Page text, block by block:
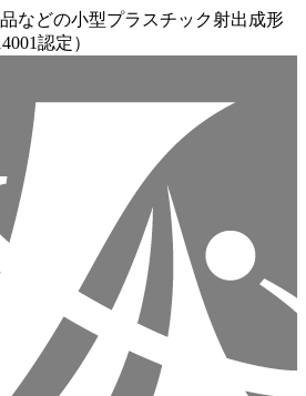
などの小型プラスチック射出成形
認定）